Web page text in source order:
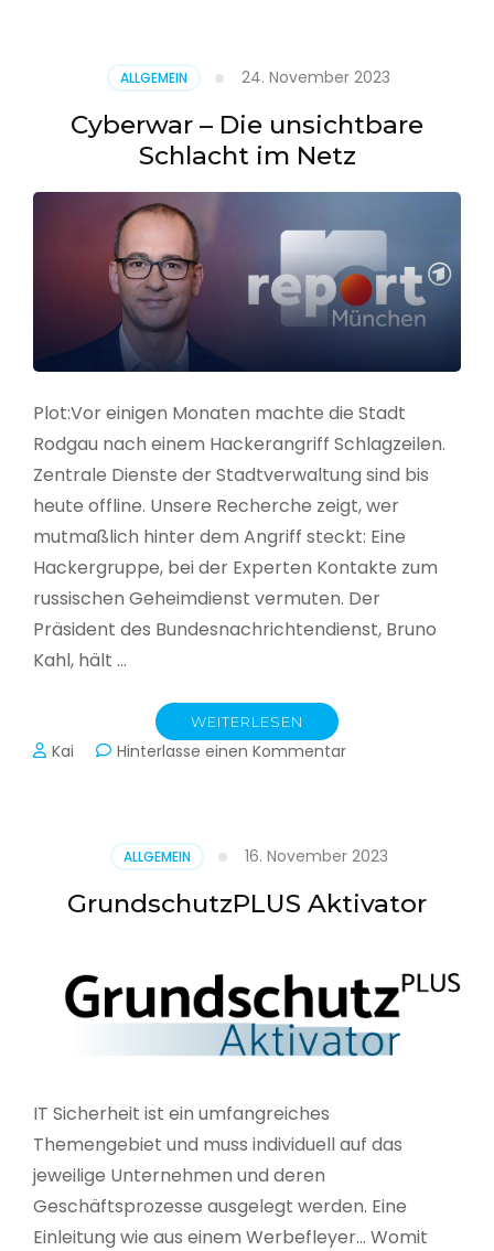
ALLGEMEIN 24. November 2023
Cyberwar – Die unsichtbare
Schlacht im Netz
Plot:Vor einigen Monaten machte die Stadt
Rodgau nach einem Hackerangriff Schlagzeilen.
Zentrale Dienste der Stadtverwaltung sind bis
heute offline. Unsere Recherche zeigt, wer
mutmaßlich hinter dem Angriff steckt: Eine
Hackergruppe, bei der Experten Kontakte zum
russischen Geheimdienst vermuten. Der
Präsident des Bundesnachrichtendienst, Bruno
Kahl, hält …
WEITERLESEN
Kai Hinterlasse einen Kommentarzu
Schlacht
im
Netz
ALLGEMEIN 16. November 2023
GrundschutzPLUS Aktivator
IT Sicherheit ist ein umfangreiches
Themengebiet und muss individuell auf das
jeweilige Unternehmen und deren
Geschäftsprozesse ausgelegt werden. Eine
Einleitung wie aus einem Werbefleyer… Womit